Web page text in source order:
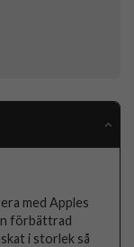
med Apples
förbättrad
i storlek så